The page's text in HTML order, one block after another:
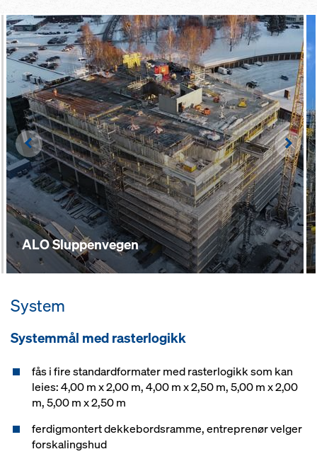
ALO Sluppenvegen
Left
System
Systemmål med rasterlogikk
fås i fire standardformater med rasterlogikk som kan
leies: 4,00 m x 2,00 m, 4,00 m x 2,50 m, 5,00 m x 2,00
m, 5,00 m x 2,50 m
ferdigmontert dekkebordsramme, entreprenør velger
forskalingshud